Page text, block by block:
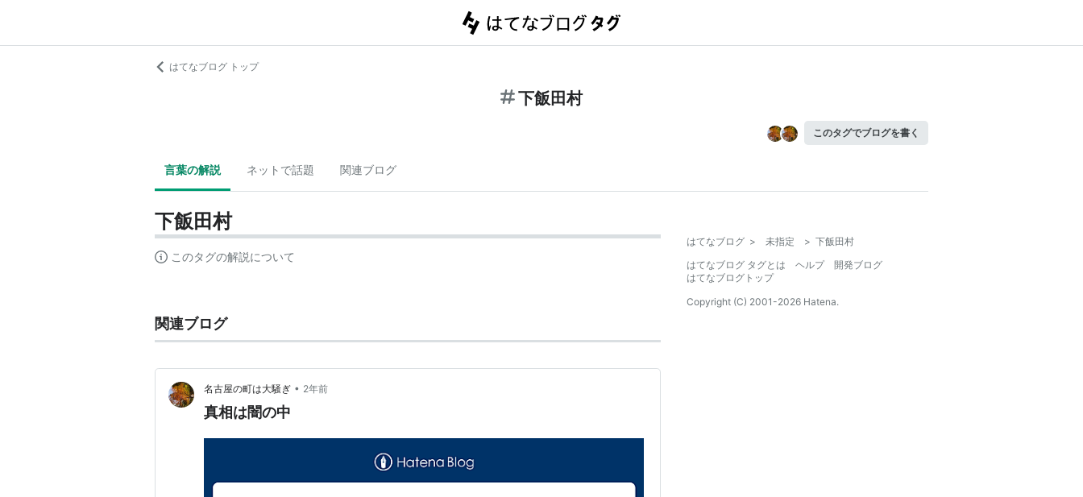
はてなブログ トップ
下飯田村
このタグでブログを書く
言葉の解説 ネットで話題 関連ブログ
下飯田村
このタグの解説について
関連ブログ
名古屋の町は大騒ぎ • 2年前
真相は闇の中
はてなブログ > 未指定 > 下飯田村
はてなブログ タグとは
ヘルプ
開発ブログ
はてなブログトップ
Copyright (C) 2001-2026 Hatena.